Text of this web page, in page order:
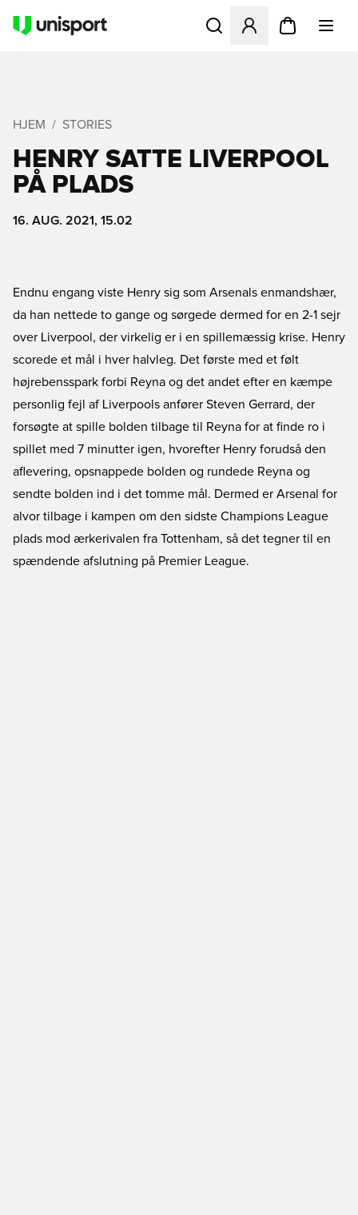
Åbner en Modal til at
HJEM STORIES
HENRY SATTE LIVERPOOL
PÅ PLADS
16. AUG. 2021, 15.02
Endnu engang viste Henry sig som Arsenals enmandshær,
da han nettede to gange og sørgede dermed for en 2-1 sejr
over Liverpool, der virkelig er i en spillemæssig krise. Henry
scorede et mål i hver halvleg. Det første med et følt
højrebensspark forbi Reyna og det andet efter en kæmpe
personlig fejl af Liverpools anfører Steven Gerrard, der
forsøgte at spille bolden tilbage til Reyna for at finde ro i
spillet med 7 minutter igen, hvorefter Henry forudså den
aflevering, opsnappede bolden og rundede Reyna og
sendte bolden ind i det tomme mål. Dermed er Arsenal for
alvor tilbage i kampen om den sidste Champions League
plads mod ærkerivalen fra Tottenham, så det tegner til en
spændende afslutning på Premier League.